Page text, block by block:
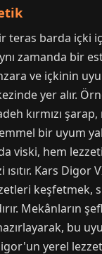
teras barda içki
zamanda bir
ve içkinin
yer alır.
kırmızı
bir uyum
viski, hem
ısıtır. Kars Digor
keşfetmek,
Mekânların
bu
yerel